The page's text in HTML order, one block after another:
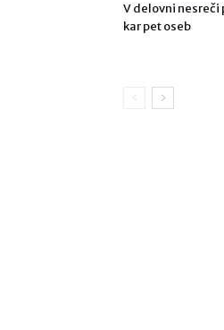
V delovni nesreči
kar pet oseb